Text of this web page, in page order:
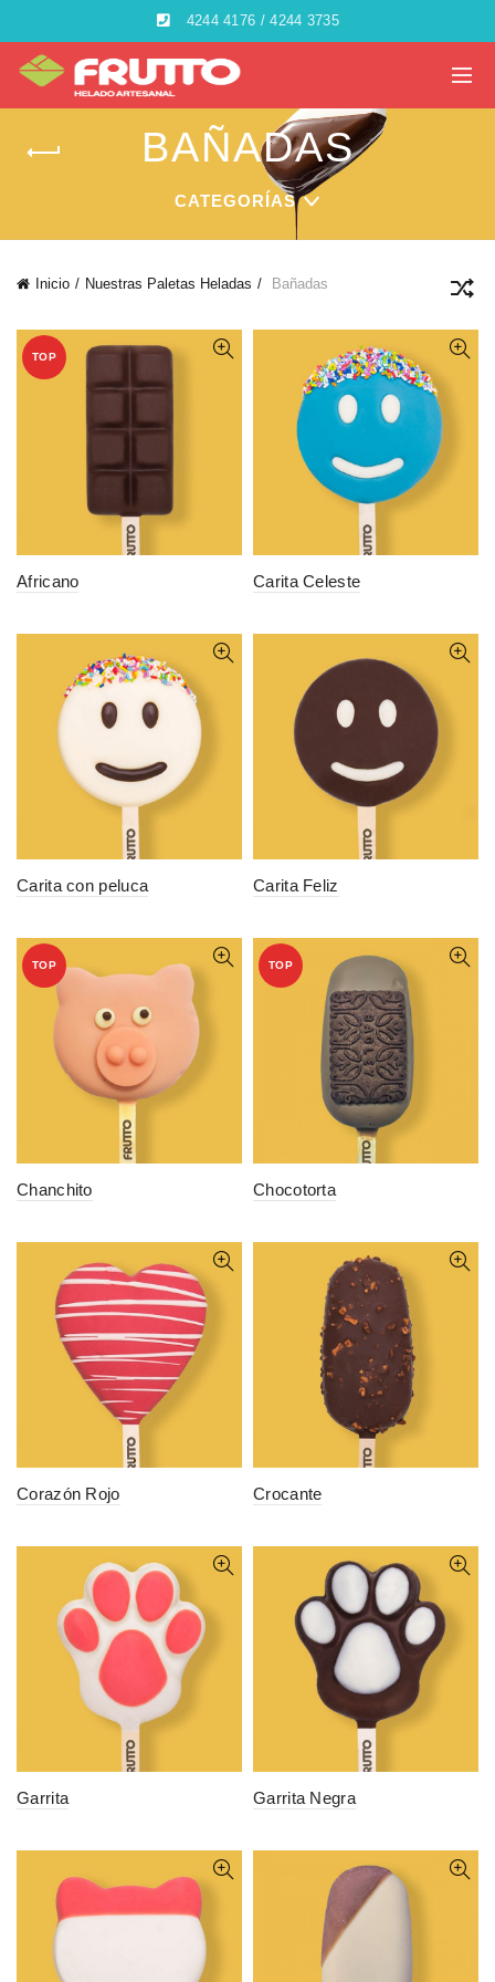
4244 4176 / 4244 3735
BAÑADAS
CATEGORÍAS
Inicio Nuestras Paletas Heladas Bañadas
TOP
Africano Carita Celeste
Carita con peluca Carita Feliz
TOP
Chanchito
TOP
Chocotorta
Corazón Rojo Crocante
Garrita Garrita Negra